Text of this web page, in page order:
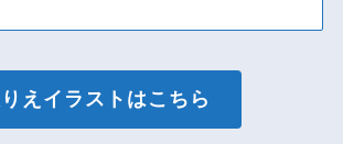
えイラストはこちら